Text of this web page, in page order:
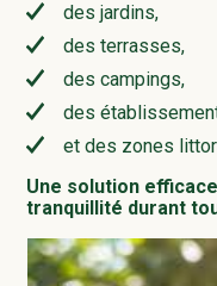
des jardins,
des terrasses,
des campings,
des
et des zones
Une solution
tranquillité durant